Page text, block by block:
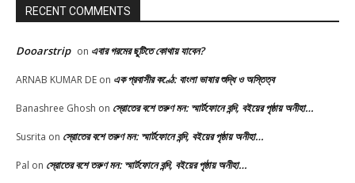
RECENT COMMENTS
Dooarstrip on এবার গরমের ছুটিতে কোথায় যাবেন?
ARNAB KUMAR DE on এক প্রবাসীর কণ্ঠে: বাংলা ভাষার শুদ্ধি ও অস্তিত্ব
Banashree Ghosh on স্রোতের বশে তরুণ মন: স্মার্টফোনে বন্দি, বইয়ের পৃষ্ঠায় অনীহা…
Susrita on স্রোতের বশে তরুণ মন: স্মার্টফোনে বন্দি, বইয়ের পৃষ্ঠায় অনীহা…
Pal on স্রোতের বশে তরুণ মন: স্মার্টফোনে বন্দি, বইয়ের পৃষ্ঠায় অনীহা…